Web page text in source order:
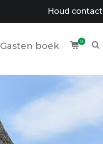
Houd contact
0
Gasten boek